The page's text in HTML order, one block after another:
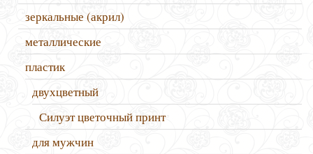
зеркальные (акрил)
металлические
пластик
двухцветный
Силуэт цветочный принт
для мужчин